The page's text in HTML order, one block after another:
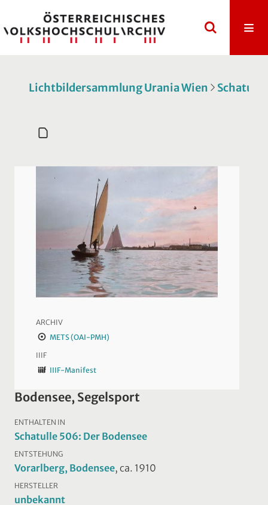
Lichtbildersammlung Urania Wien Schatulle
ARCHIV
METS (OAI-PMH)
IIIF
IIIF-Manifest
Bodensee, Segelsport
ENTHALTEN IN
Schatulle 506: Der Bodensee
ENTSTEHUNG
Vorarlberg, Bodensee, ca. 1910
HERSTELLER
unbekannt